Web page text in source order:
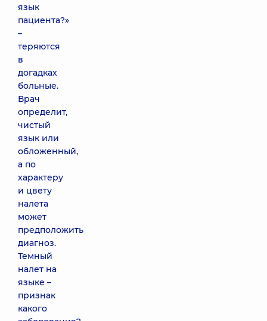
язык
пациента?»
–
теряются
в
догадках
больные.
Врач
определит,
чистый
язык или
обложенный,
а по
характеру
и цвету
налета
может
предположить
диагноз.
Темный
налет на
языке –
признак
какого